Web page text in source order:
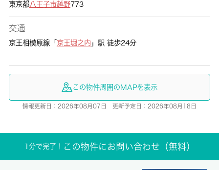
東京都八王子市越野773
交通
京王相模原線「 京王堀之内 」駅 徒歩24分
この物件周囲のMAPを表示
情報更新日：2026年08月07日 更新予定日：2026年08月18日
1分で完了！ この物件にお問い合わせ（無料）